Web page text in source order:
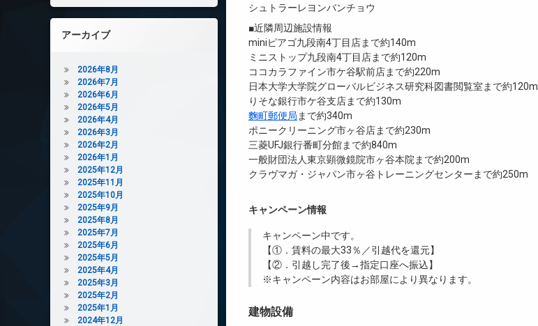
シュトラーレヨンバンチョウ
■近隣周辺施設情報
miniピアゴ九段南4丁目店まで約140m
ミニストップ九段南4丁目店まで約120m
ココカラファイン市ケ谷駅前店まで約220m
日本大学大学院グローバルビジネス研究科図書閲覧室まで約120m
りそな銀行市ケ谷支店まで約130m
麴町郵便局 まで約340m
ポニークリーニング市ヶ谷店まで約230m
三菱UFJ銀行番町分館まで約840m
一般財団法人東京顕微鏡院市ヶ谷本院まで約200m
クラヴマガ・ジャパン市ヶ谷トレーニングセンターまで約250m
キャンペーン情報
キャンペーン中です。
【①．賃料の最大33％／引越代を還元】
【②．引越し完了後→指定口座へ振込】
※キャンペーン内容はお部屋により異なります。
建物設備
アーカイブ
2026年8月
2026年7月
2026年6月
2026年5月
2026年4月
2026年3月
2026年2月
2026年1月
2025年12月
2025年11月
2025年10月
2025年9月
2025年8月
2025年7月
2025年6月
2025年5月
2025年4月
2025年3月
2025年2月
2025年1月
2024年12月